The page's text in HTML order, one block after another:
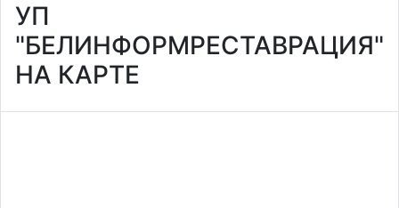
УП
"БЕЛИНФОРМРЕСТАВРАЦИЯ"
НА КАРТЕ